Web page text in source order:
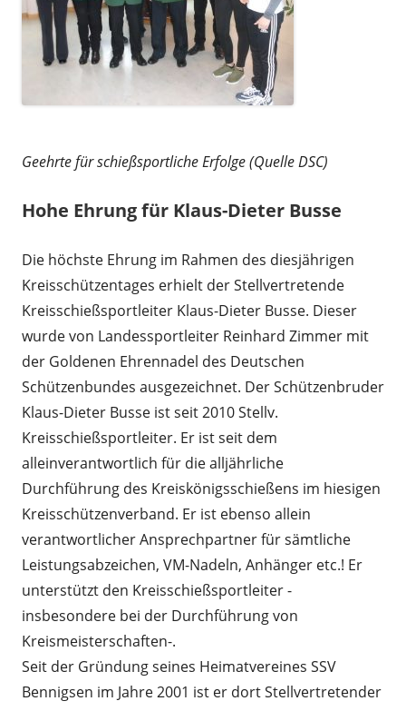
Geehrte für schießsportliche Erfolge (Quelle DSC)
Hohe Ehrung für Klaus-Dieter Busse
Die höchste Ehrung im Rahmen des diesjährigen
Kreisschützentages erhielt der Stellvertretende
Kreisschießsportleiter Klaus-Dieter Busse. Dieser
wurde von Landessportleiter Reinhard Zimmer mit
der Goldenen Ehrennadel des Deutschen
Schützenbundes ausgezeichnet. Der Schützenbruder
Klaus-Dieter Busse ist seit 2010 Stellv.
Kreisschießsportleiter. Er ist seit dem
alleinverantwortlich für die alljährliche
Durchführung des Kreiskönigsschießens im hiesigen
Kreisschützenverband. Er ist ebenso allein
verantwortlicher Ansprechpartner für sämtliche
Leistungsabzeichen, VM-Nadeln, Anhänger etc.! Er
unterstützt den Kreisschießsportleiter -
insbesondere bei der Durchführung von
Kreismeisterschaften-.
Seit der Gründung seines Heimatvereines SSV
Bennigsen im Jahre 2001 ist er dort Stellvertretender